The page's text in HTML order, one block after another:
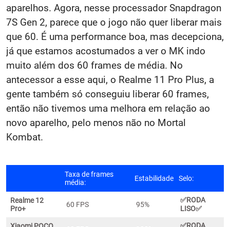
aparelhos. Agora, nesse processador Snapdragon
7S Gen 2, parece que o jogo não quer liberar mais
que 60. É uma performance boa, mas decepciona,
já que estamos acostumados a ver o MK indo
muito além dos 60 frames de média. No
antecessor a esse aqui, o Realme 11 Pro Plus, a
gente também só conseguiu liberar 60 frames,
então não tivemos uma melhora em relação ao
novo aparelho, pelo menos não no Mortal
Kombat.
Taxa de frames
média:
Estabilidade Selo:
Realme 12
Pro+
60 FPS 95%
✅RODA
LISO✅